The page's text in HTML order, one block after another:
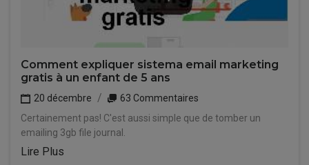
Comment expliquer sistema email marketing
gratis à un enfant de 5 ans
20 décembre
63 Commentaires
Certainement pas! C'est aussi simple que de tomber un
emailing 3gb file journal.
Lire Plus